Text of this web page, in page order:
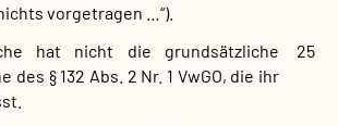
vorgetragen …“).
25
hat nicht die grundsätzliche
des § 132 Abs. 2 Nr. 1 VwGO, die ihr